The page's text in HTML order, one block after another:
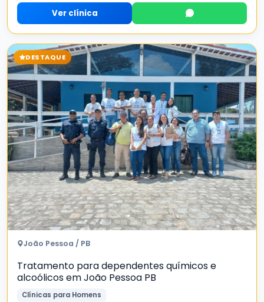
Ver clínica
DESTAQUE
João Pessoa / PB
Tratamento para dependentes químicos e
alcoólicos em João Pessoa PB
Clínicas para Homens